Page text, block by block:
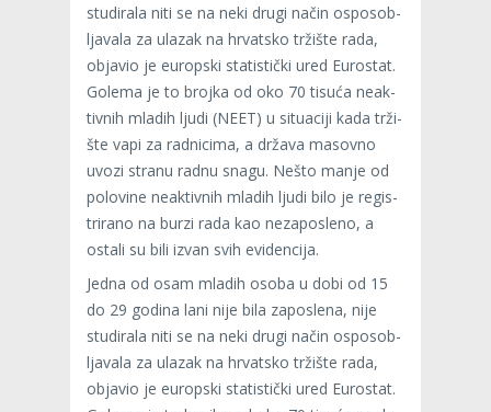
stu­di­rala niti se na neki drugi način ospo­sob­
lja­vala za ula­zak na hrvat­sko trži­šte rada,
obja­vio je europ­ski sta­tis­tički ured Euros­tat.
Golema je to brojka od oko 70 tisuća neak­
tiv­nih mla­dih ljudi (NEET) u situ­aciji kada trži­
šte vapi za rad­ni­cima, a država masovno
uvozi stranu radnu snagu. Nešto manje od
polo­vine neak­tiv­nih mla­dih ljudi bilo je regis­
tri­rano na burzi rada kao neza­pos­leno, a
ostali su bili izvan svih evi­den­cija.
Jedna od osam mla­dih osoba u dobi od 15
do 29 godina lani nije bila zapos­lena, nije
stu­di­rala niti se na neki drugi način ospo­sob­
lja­vala za ula­zak na hrvat­sko trži­šte rada,
obja­vio je europ­ski sta­tis­tički ured Euros­tat.